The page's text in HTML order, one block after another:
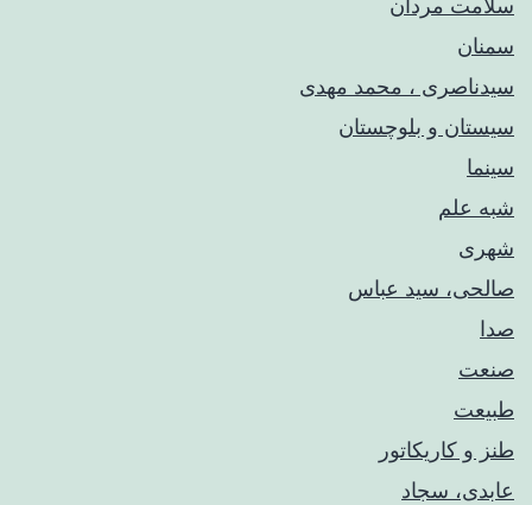
سلامت مردان
سمنان
سیدناصری ، محمد مهدی
سیستان و بلوچستان
سینما
شبه علم
شهری
صالحی، سید عباس
صدا
صنعت
طبیعت
طنز و کاریکاتور
عابدی، سجاد